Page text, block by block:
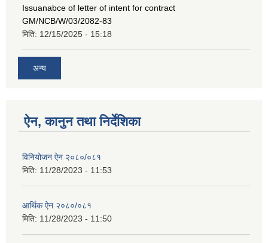
Issuanabce of letter of intent for contract
GM/NCB/W/03/2082-83
मिति: 12/15/2025 - 15:18
अन्य
ऐन, कानुन तथा निर्देशिका
विनियोजन ऐन २०८०/०८१
मिति: 11/28/2023 - 11:53
आर्थिक ऐन २०८०/०८१
मिति: 11/28/2023 - 11:50